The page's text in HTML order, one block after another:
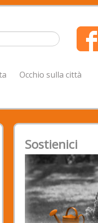
Occhio sulla città
Sostienici